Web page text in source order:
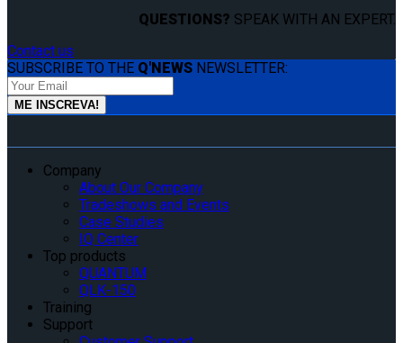
QUESTIONS? SPEAK WITH AN EXPERT.
Contact us
SUBSCRIBE TO THE Q'NEWS NEWSLETTER:
Company
About Our Company
Tradeshows and Events
Case Studies
IQ Center
Top products
QUANTUM
QLK-150
Training
Support